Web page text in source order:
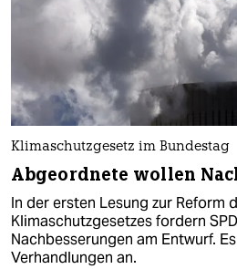
Klimaschutzgesetz im Bundestag
Abgeordnete wollen
In der ersten Lesung zur Reform
Klimaschutzgesetzes fordern
Nachbesserungen am Entwurf.
Verhandlungen an.